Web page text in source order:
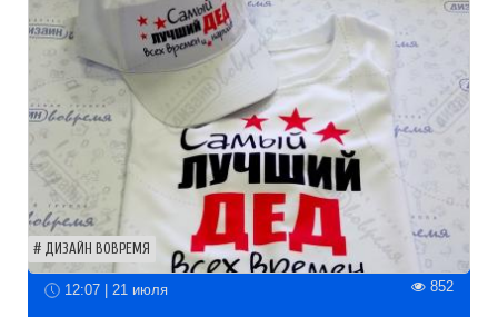
ДИЗАЙН ВОВРЕМЯ
12:07 | 21 июля 852